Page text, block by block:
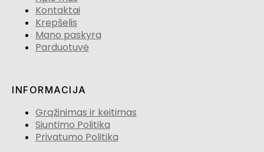
Kontaktai
Krepšelis
Mano paskyra
Parduotuvė
INFORMACIJA
Grąžinimas ir keitimas
Siuntimo Politika
Privatumo Politika